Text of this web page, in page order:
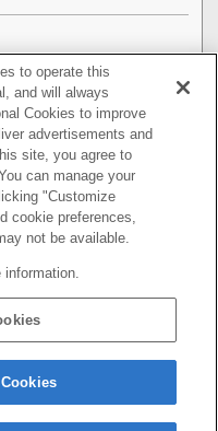
と
る
to operate this
and will always
Cookies to improve
advertisements and
site, you agree to
can manage your
"Customize
cookie preferences,
not be available.
information.